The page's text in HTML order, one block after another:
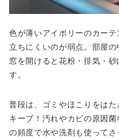
色が薄いアイボリーのカー
立ちにくいのが弱点。部屋
窓を開けると花粉・排気・
す。
普段は、ゴミやほこりをは
キープ！汚れやカビの原因
の頻度で水や洗剤も使ってさ